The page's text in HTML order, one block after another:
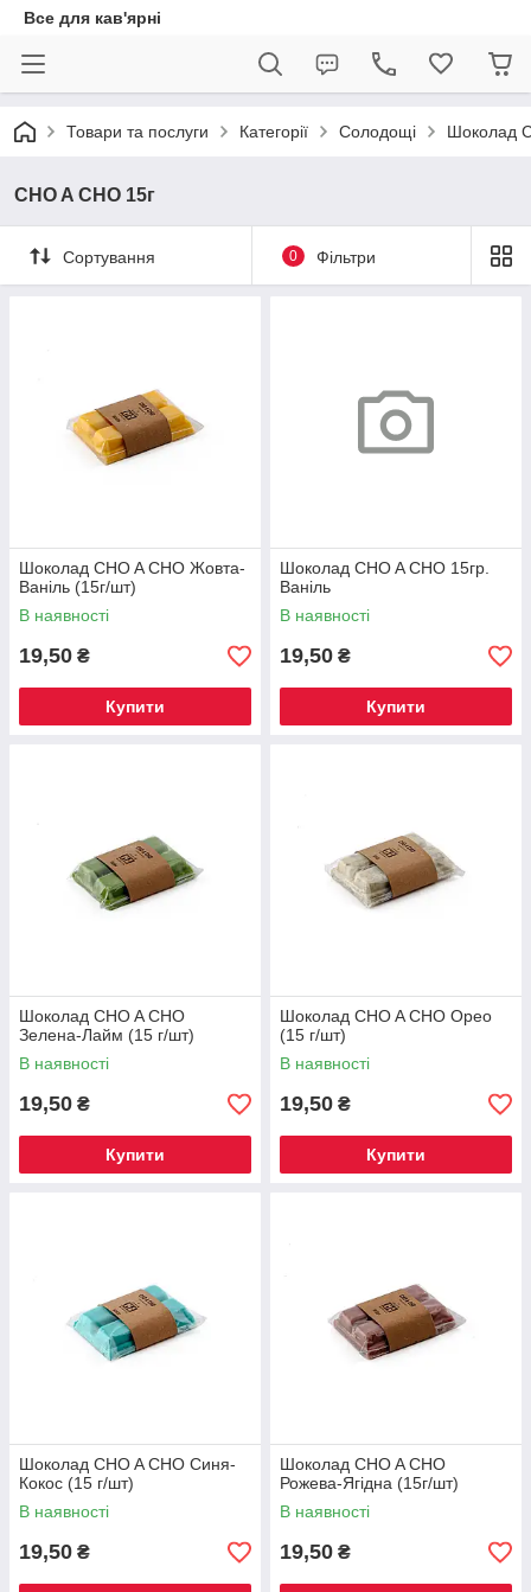
Все для кав'ярні
Товари та послуги Категорії Солодощі Шоколад
CHO A CHO 15г
Сортування 0 Фільтри
Шоколад CHO A CHO Жовта-
Ваніль (15г/шт)
В наявності
19,50 ₴
Купити
Шоколад CHO A CHO 15гр.
Ваніль
В наявності
19,50 ₴
Купити
Шоколад CHO A CHO
Зелена-Лайм (15 г/шт)
В наявності
19,50 ₴
Купити
Шоколад CHO A CHO Орео
(15 г/шт)
В наявності
19,50 ₴
Купити
Шоколад CHO A CHO Синя-
Кокос (15 г/шт)
В наявності
19,50 ₴
Шоколад CHO A CHO
Рожева-Ягідна (15г/шт)
В наявності
19,50 ₴